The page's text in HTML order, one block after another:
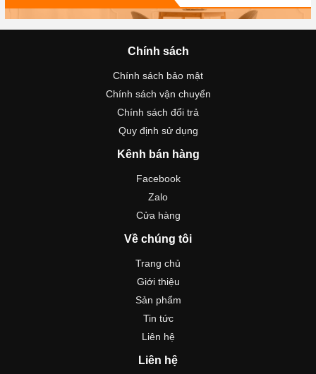
Chính sách
Chính sách bảo mật
Chính sách vận chuyển
Chính sách đổi trả
Quy định sử dụng
Kênh bán hàng
Facebook
Zalo
Cửa hàng
Về chúng tôi
Trang chủ
Giới thiệu
Sản phẩm
Tin tức
Liên hệ
Liên hệ